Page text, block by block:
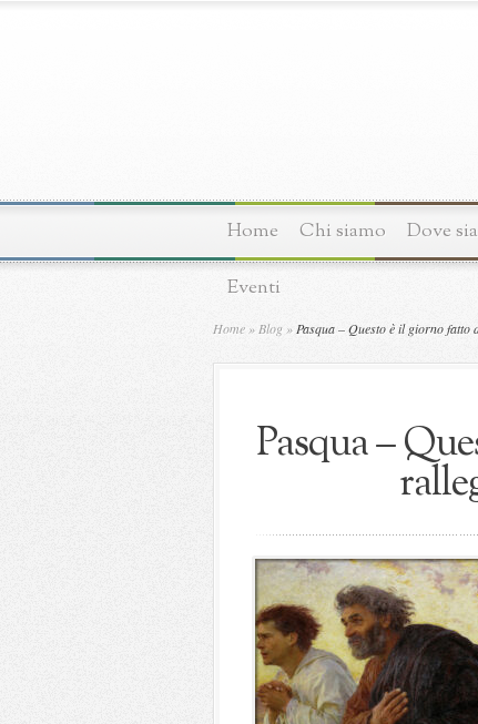
Home Chi siamo Dove
Eventi
Home » Blog » Pasqua – Questo è il giorno
Pasqua –